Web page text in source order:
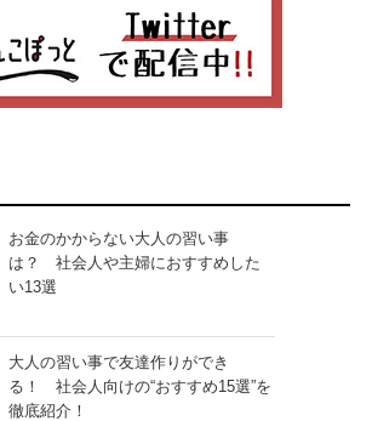
お金のかからない大人の習い事
は？ 社会人や主婦におすすめした
い13選
大人の習い事で友達作りができ
る！ 社会人向けの“おすすめ15選”を
徹底紹介！